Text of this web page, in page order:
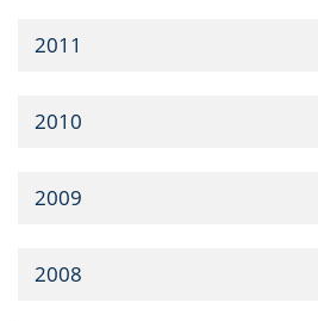
2011
2010
2009
2008